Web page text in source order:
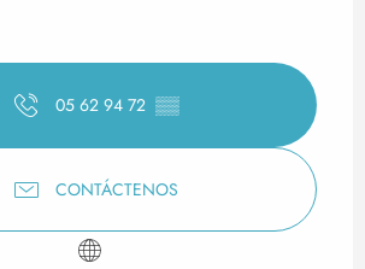
05 62 94 72 ▒▒
CONTÁCTENOS